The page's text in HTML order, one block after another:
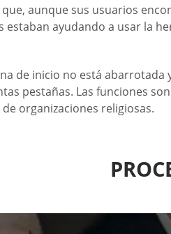
aunque sus usuarios
estaban ayudando a usar la
de inicio no está
pestañas. Las funciones
organizaciones religiosas.